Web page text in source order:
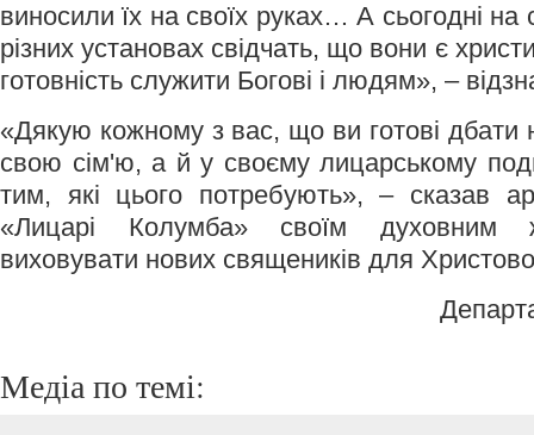
виносили їх на своїх руках… А сьогодні на
різних установах свідчать, що вони є
готовність служити Богові і людям», –
«Дякую кожному з вас, що ви готові дбати
свою сім'ю, а й у своєму лицарському
тим, які цього потребують», – сказав
«Лицарі Колумба» своїм духовним
виховувати нових священиків для
Медіа по темі: